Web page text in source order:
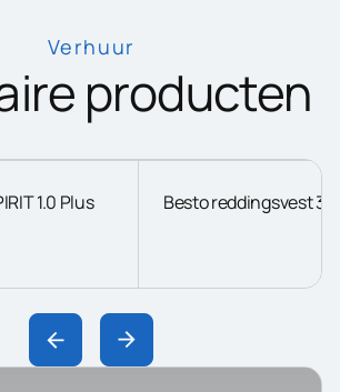
Verhuur
producten
1.0 Plus Besto reddingsvest